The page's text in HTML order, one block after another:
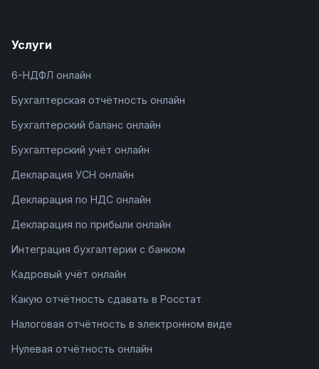
Услуги
6-НДФЛ онлайн
Бухгалтерская отчётность онлайн
Бухгалтерский баланс онлайн
Бухгалтерский учёт онлайн
Декларация УСН онлайн
Декларация по НДС онлайн
Декларация по прибыли онлайн
Интеграция бухгалтерии с банком
Кадровый учёт онлайн
Какую отчётность сдавать в Росстат
Налоговая отчётность в электронном виде
Нулевая отчётность онлайн